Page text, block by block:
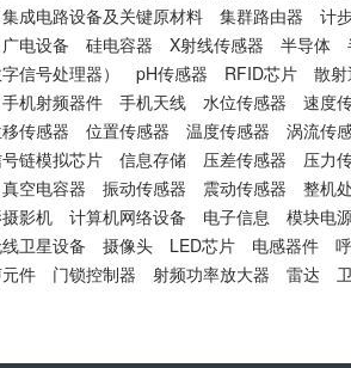
集成电路设备及关键原材料 集群路由器
计
广电设备 硅电容器 X射线传感器 半导体
信号处理器）
pH传感器 RFID芯片
散
手机射频器件 手机天线 水位传感器
速度
传感器 位置传感器 温度传感器
涡流传
链模拟芯片 信息存储 压差传感器
压力
真空电容器 振动传感器 震动传感器
整机
影机
计算机网络设备 电子信息
模块电
卫星设备 摄像头 LED芯片 电感器件
件 门锁控制器 射频功率放大器 雷达